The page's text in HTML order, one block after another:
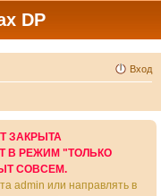
DP
Вход
ЗАКРЫТА
В РЕЖИМ "ТОЛЬКО
СОВСЕМ.
admin или направлять в